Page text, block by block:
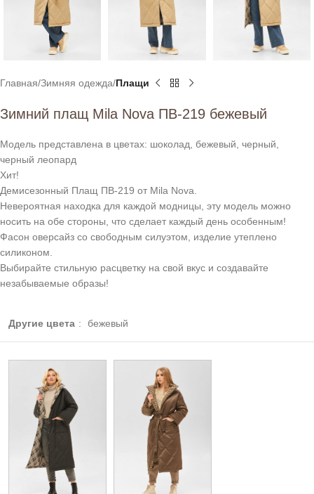
Главная Зимняя одежда Плащи
Зимний плащ Mila Nova ПВ-219 бежевый
Модель представлена в цветах: шоколад, бежевый, черный,
черный леопард
Хит!
Демисезонный Плащ ПВ-219 от Mila Nova.
Невероятная находка для каждой модницы, эту модель можно
носить на обе стороны, что сделает каждый день особенным!
Фасон оверсайз со свободным силуэтом, изделие утеплено
силиконом.
Выбирайте стильную расцветку на свой вкус и создавайте
незабываемые образы!
Другие цвета : бежевый